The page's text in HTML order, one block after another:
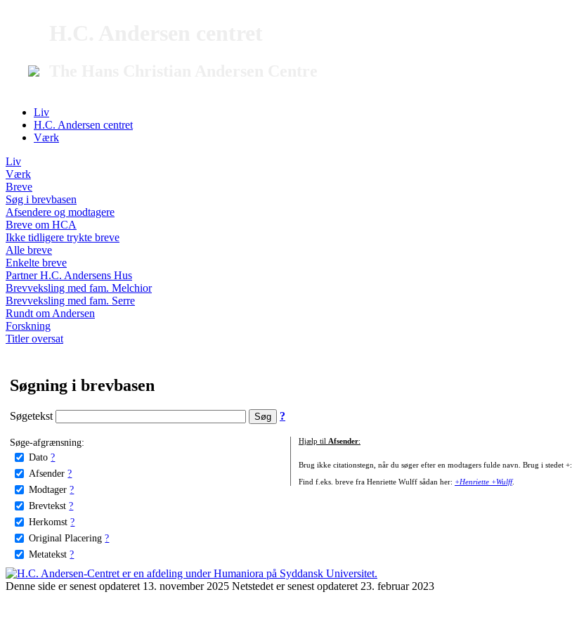
Liv
H.C. Andersen centret
Værk
Liv
Værk
Breve
Søg i brevbasen
Afsendere og modtagere
Breve om HCA
Ikke tidligere trykte breve
Alle breve
Enkelte breve
Partner H.C. Andersens Hus
Brevveksling med fam. Melchior
Brevveksling med fam. Serre
Rundt om Andersen
Forskning
Titler oversat
Søgning i brevbasen
Søgetekst ?
Søge-afgrænsning:
Dato ?
Afsender ?
Modtager ?
Brevtekst ?
Herkomst ?
Original Placering ?
Metatekst ?
Hjælp til Afsender:
Brug ikke citationstegn, når du søger efter en modtagers fulde navn. Brug i stedet +:
Find f.eks. breve fra Henriette Wulff sådan her: +Henriette +Wulff.
Denne side er senest opdateret 13. november 2025 Netstedet er senest opdateret 23. februar 2023